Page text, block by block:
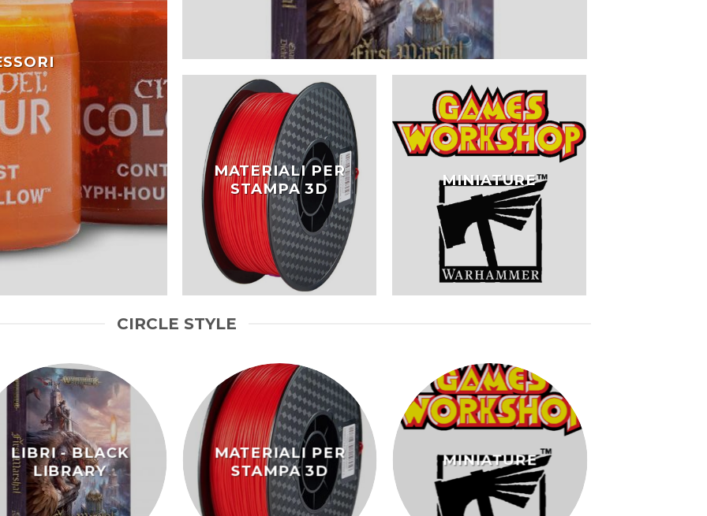
MATERIALI PER
STAMPA 3D
MINIATURE
CIRCLE STYLE
LIBRI - BLACK
LIBRARY
MATERIALI PER
STAMPA 3D
MINIATURE